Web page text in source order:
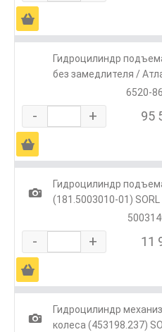
Ä
Гидроцилиндр
без замедлителя /
6520-
- + 95
Ä
1
Гидроцилиндр
(181.5003010-01) SORL
- + 11
Ä
1
Гидроцилиндр
колеса (453198.237)